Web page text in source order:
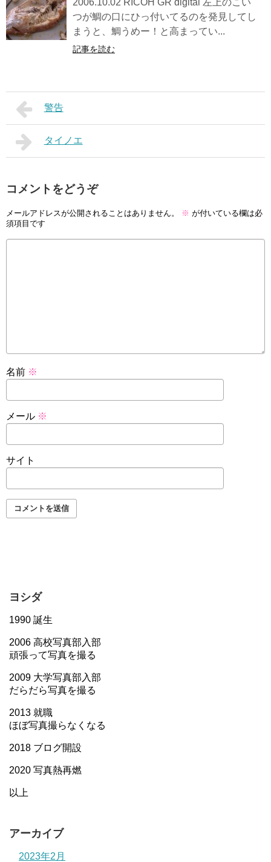
2006.10.02 RICOH GR digital 左上のこい
つが鯛の口にひっ付いてるのを発見してし
まうと、鯛うめー！と高まってい...
記事を読む
警告
タイノエ
コメントをどうぞ
メールアドレスが公開されることはありません。 ※ が付いている欄は必
須項目です
名前 ※
メール ※
サイト
ヨシダ
1990 誕生
2006 高校写真部入部
頑張って写真を撮る
2009 大学写真部入部
だらだら写真を撮る
2013 就職
ほぼ写真撮らなくなる
2018 ブログ開設
2020 写真熱再燃
以上
アーカイブ
2023年2月